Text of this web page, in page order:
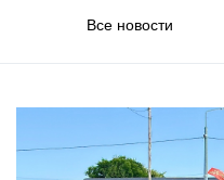
Все новости
Общество